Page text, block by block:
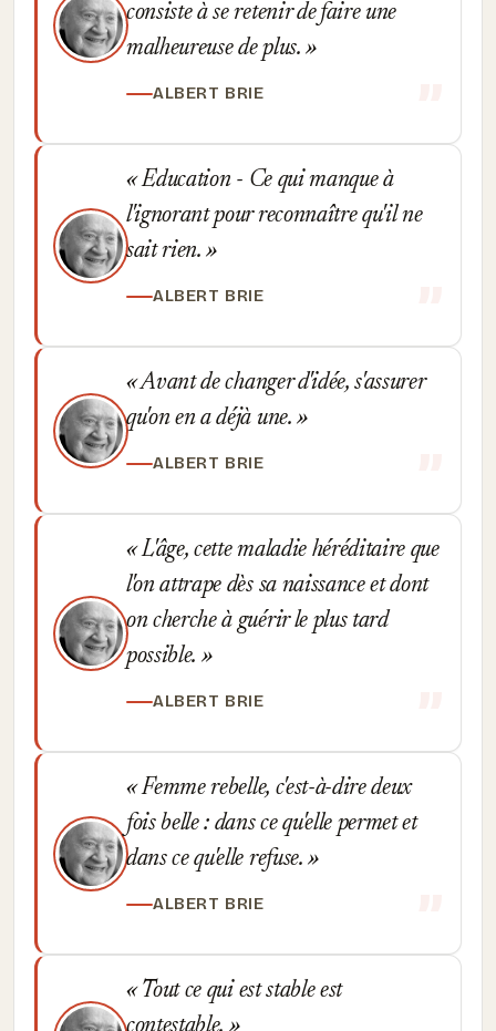
consiste à se retenir de faire une
malheureuse de plus.
ALBERT BRIE
Education - Ce qui manque à
l'ignorant pour reconnaître qu'il ne
sait rien.
ALBERT BRIE
Avant de changer d'idée, s'assurer
qu'on en a déjà une.
ALBERT BRIE
L'âge, cette maladie héréditaire que
l'on attrape dès sa naissance et dont
on cherche à guérir le plus tard
possible.
ALBERT BRIE
Femme rebelle, c'est-à-dire deux
fois belle : dans ce qu'elle permet et
dans ce qu'elle refuse.
ALBERT BRIE
Tout ce qui est stable est